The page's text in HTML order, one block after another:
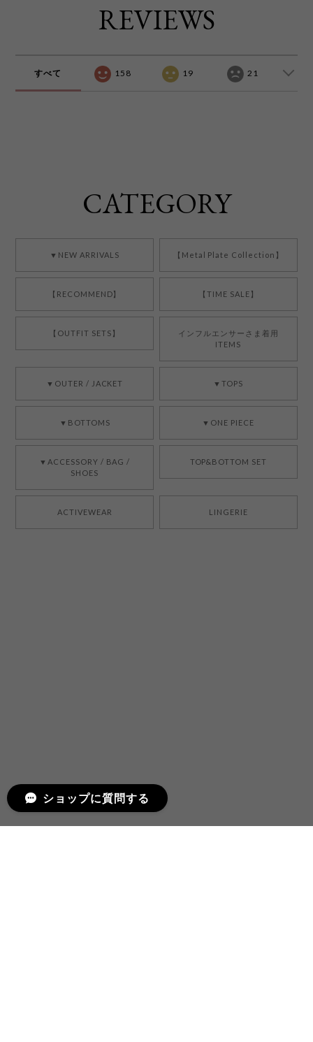
REVIEWS
すべて 158 19 21
CATEGORY
▼NEW ARRIVALS 【Metal Plate Collection】
【RECOMMEND】 【TIME SALE】
【OUTFIT SETS】
インフルエンサーさま着用
ITEMS
▼OUTER / JACKET ▼TOPS
▼BOTTOMS ▼ONE PIECE
▼ACCESSORY / BAG /
SHOES
TOP&BOTTOM SET
ACTIVEWEAR LINGERIE
ショップに質問する